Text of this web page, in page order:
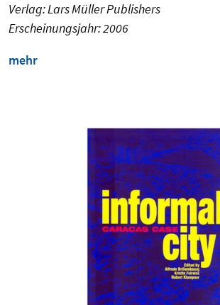
Verlag: Lars Müller Publishers
Erscheinungsjahr: 2006
mehr